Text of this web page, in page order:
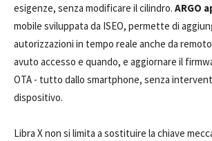
esigenze, senza modificare il cilindro. ARGO
mobile sviluppata da ISEO, permette di
autorizzazioni in tempo reale anche da
avuto accesso e quando, e aggiornare il
OTA - tutto dallo smartphone, senza
dispositivo.
Libra X non si limita a sostituire la chiave